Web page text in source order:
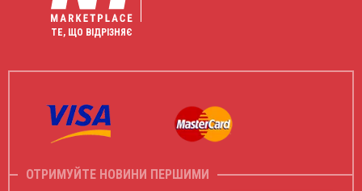
ТЕ, ЩО ВІДРІЗНЯЄ
ОТРИМУЙТЕ НОВИНИ ПЕРШИМИ